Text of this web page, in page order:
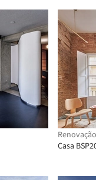
Renovação
Casa